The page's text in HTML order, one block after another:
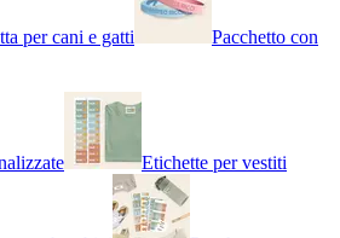
per cani e gatti
Pacchetto con
Etichette per vestiti